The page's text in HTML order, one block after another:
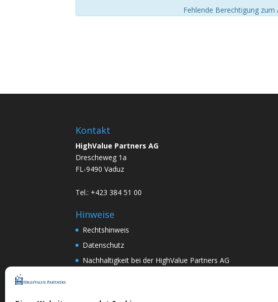
Fehlende Berechtigung zum
Kontakt
HighValue Partners AG
Drescheweg 1a
FL-9490 Vaduz
Tel.: +423 384 51 00
Hinweise
Rechtshinweis
Datenschutz
Nachhaltigkeit bei der HighValue Partners AG